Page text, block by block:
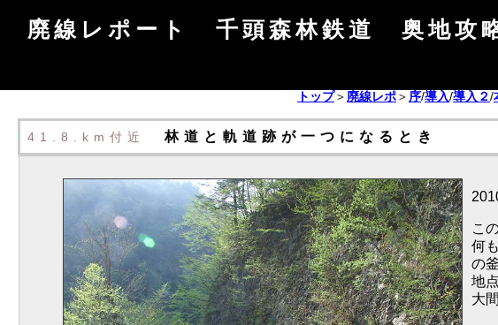
廃線レポート 千頭森林鉄道 奥地攻
トップ＞ 廃線レポ＞ 序/導入/導入２/
41.8.km付近 林道と軌道跡が一つになるとき
こ
何
の
地
大